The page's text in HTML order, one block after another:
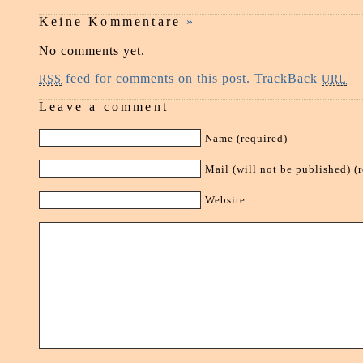
Keine Kommentare »
No comments yet.
RSS feed for comments on this post. TrackBackURL
Leave a comment
Name (required)
Mail (will not be published)
Website